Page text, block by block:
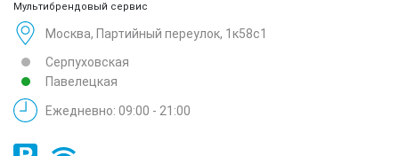
Мультибрендовый сервис
Москва, Партийный переулок, 1к58с1
Серпуховская
Павелецкая
Ежедневно: 09:00 - 21:00